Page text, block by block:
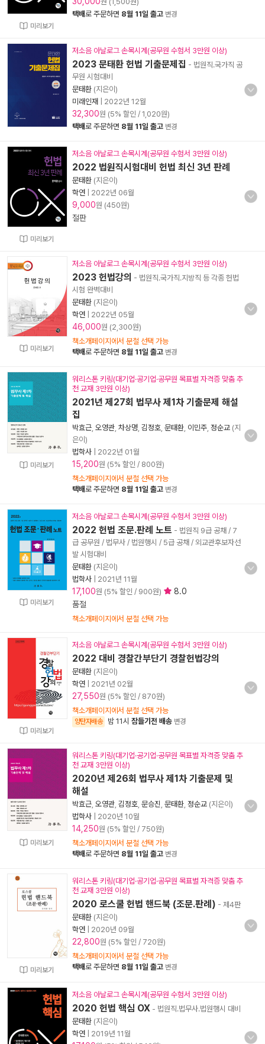
미리보기
택배로 주문하면 8월 11일 출고 변경
저소음 아날로그 손목시계(공무원 수험서 3만원 이상)
2023 문태환 헌법 기출문제집 - 법원직.국가직 공
무원 시험대비
문태환 (지은이)
미래인재
2022년 12월
32,300원 (5% 할인 / 1,020원)
택배로 주문하면 8월 11일 출고 변경
미리보기
저소음 아날로그 손목시계(공무원 수험서 3만원 이상)
2022 법원직시험대비 헌법 최신 3년 판례
문태환 (지은이)
학연
2022년 06월
9,000원 (450원)
절판
미리보기
저소음 아날로그 손목시계(공무원 수험서 3만원 이상)
2023 헌법강의 - 법원직.국가직.지방직 등 각종 헌법
시험 완벽대비
문태환 (지은이)
학연
2022년 05월
46,000원 (2,300원)
책소개페이지에서 분철 선택 가능
택배로 주문하면 8월 11일 출고 변경
미리보기
워리스톤 키링(대기업·공기업·공무원 목표별 자격증 맞춤 추
천 교재 3만원 이상)
2021년 제27회 법무사 제1차 기출문제 해설
집
박효근 오영관 차상명 김정호 문태환 이민주 정순교 (지
은이)
법학사
2022년 01월
15,200원 (5% 할인 / 800원)
책소개페이지에서 분철 선택 가능
택배로 주문하면 8월 11일 출고 변경
미리보기
저소음 아날로그 손목시계(공무원 수험서 3만원 이상)
2022 헌법 조문.판례 노트 - 법원직 9급 공채 / 7
급 공무원 / 법무사 / 법원행시 / 5급 공채 / 외교관후보자선
발 시험대비
문태환 (지은이)
법학사
2021년 11월
17,100원 (5% 할인 / 900원)
8.0
품절
책소개페이지에서 분철 선택 가능
미리보기
저소음 아날로그 손목시계(공무원 수험서 3만원 이상)
2022 대비 경찰간부단기 경찰헌법강의
문태환 (지은이)
학연
2021년 02월
27,550원 (5% 할인 / 870원)
책소개페이지에서 분철 선택 가능
양탄자배송 밤 11시 잠들기전 배송 변경
미리보기
워리스톤 키링(대기업·공기업·공무원 목표별 자격증 맞춤 추
천 교재 3만원 이상)
2020년 제26회 법무사 제1차 기출문제 및
해설
박효근 오영관 김정호 문승진 문태환 정순교 (지은이)
법학사
2020년 10월
14,250원 (5% 할인 / 750원)
책소개페이지에서 분철 선택 가능
택배로 주문하면 8월 11일 출고 변경
미리보기
워리스톤 키링(대기업·공기업·공무원 목표별 자격증 맞춤 추
천 교재 3만원 이상)
2020 로스쿨 헌법 핸드북 (조문.판례) - 제4판
문태환 (지은이)
학연
2020년 09월
22,800원 (5% 할인 / 720원)
책소개페이지에서 분철 선택 가능
택배로 주문하면 8월 11일 출고 변경
저소음 아날로그 손목시계(공무원 수험서 3만원 이상)
2020 헌법 핵심 OX - 법원직.법무사.법원행시 대비
문태환 (지은이)
학연
2019년 11월